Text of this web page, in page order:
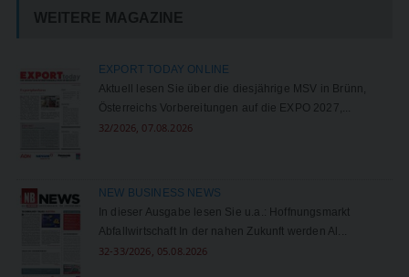
WEITERE MAGAZINE
EXPORT TODAY ONLINE
Aktuell lesen Sie über die diesjährige MSV in Brünn,
Österreichs Vorbereitungen auf die EXPO 2027,...
32/2026, 07.08.2026
NEW BUSINESS NEWS
In dieser Ausgabe lesen Sie u.a.: Hoffnungsmarkt
Abfallwirtschaft In der nahen Zukunft werden Al...
32-33/2026, 05.08.2026